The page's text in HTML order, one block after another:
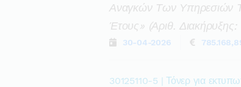
Αναγκών Των Υπηρεσιών
Έτους» (αριθ.
30-04-2026
30125110-5 | Τόνερ για